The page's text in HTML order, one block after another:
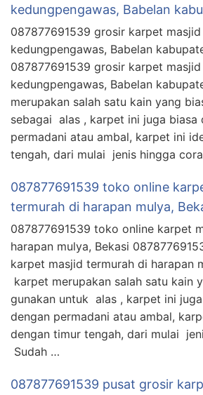
kedungpengawas, Babelan
087877691539 grosir karpet
kedungpengawas, Babelan
087877691539 grosir karpet
kedungpengawas, Babelan
merupakan salah satu kain yang
sebagai alas , karpet ini juga biasa
permadani atau ambal, karpet ini
tengah, dari mulai jenis hingga
087877691539 toko online
termurah di harapan mulya,
087877691539 toko online karpet
harapan mulya, Bekasi
karpet masjid termurah di harapan
karpet merupakan salah satu kain
gunakan untuk alas , karpet ini
dengan permadani atau ambal,
dengan timur tengah, dari mulai
Sudah …
087877691539 pusat grosir